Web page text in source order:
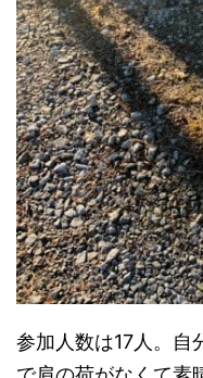
参加人数は17人。自